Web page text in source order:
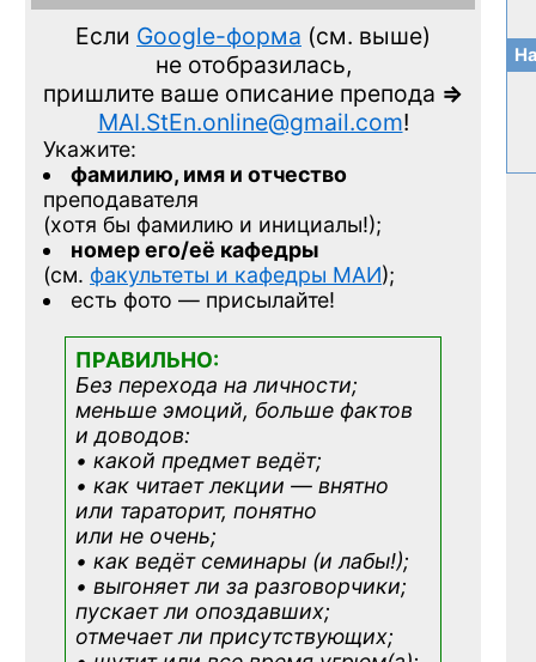
Если Google-форма (см. выше)
не отобразилась,
пришлите ваше описание препода =>
MAI.StEn.online@gmail.com!
Укажите:
фамилию, имя и отчество
преподавателя
(хотя бы фамилию и инициалы!);
номер его/её кафедры
(см. факультеты и кафедры МАИ);
есть фото — присылайте!
ПРАВИЛЬНО:
Без перехода на личности;
меньше эмоций, больше фактов
и доводов:
• какой предмет ведёт;
• как читает лекции — внятно
или тараторит, понятно
или не очень;
• как ведёт семинары (и лабы!);
• выгоняет ли за разговорчики;
пускает ли опоздавших;
отмечает ли присутствующих;